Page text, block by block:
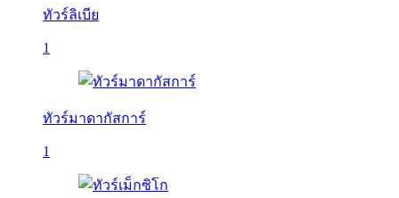
ทัวร์ลิเบีย
1
ทัวร์มาดากัสการ์
1